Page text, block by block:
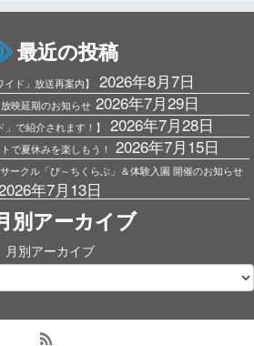
最近の投稿
イド」放送再案内】 2026年8月7日
映延期のお知らせ 2026年7月29日
」で紹介されます！】 2026年7月28日
で夏休みを楽しもう！ 2026年7月15日
ークル「ぴ～ちくらぶ」＆体験入園 開催のお知らせ
年7月13日
別アーカイブ
月別アーカイブ